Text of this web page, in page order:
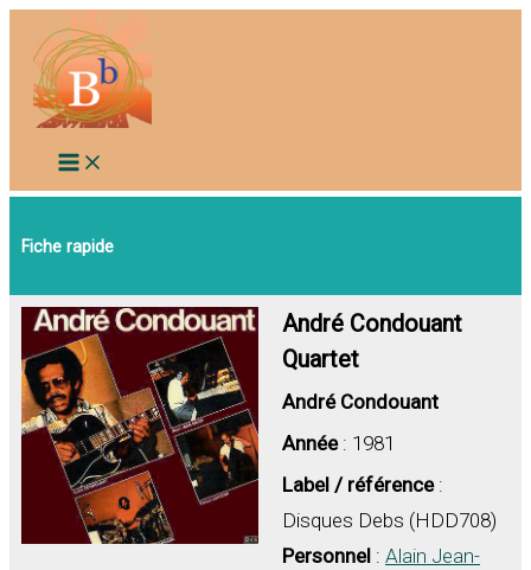
contenu
Fiche rapide
André Condouant
Quartet
André Condouant
Année: 1981
Label / référence:
Disques Debs (HDD708)
Personnel : Alain Jean-